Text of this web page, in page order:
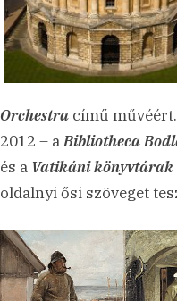
Orchestra című művéért.
2012 – aBibliotheca
és a Vatikáni könyvtárak
oldalnyi ősi szöveget